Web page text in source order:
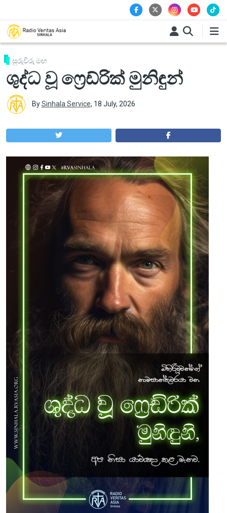
සුරුවිරු මඟ
ශුද්ධ වූ ෆ්‍රෙඩ්රික් මුනිඳුන්
BySinhala Service, 18 July, 2026